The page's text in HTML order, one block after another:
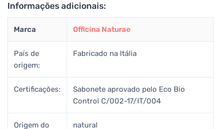
Informações adicionais:
Marca Officina Naturae
País de
origem:
Fabricado na Itália
Certificações:
Sabonete aprovado pelo Eco Bio
Control C/002-17/IT/004
Origem do natural